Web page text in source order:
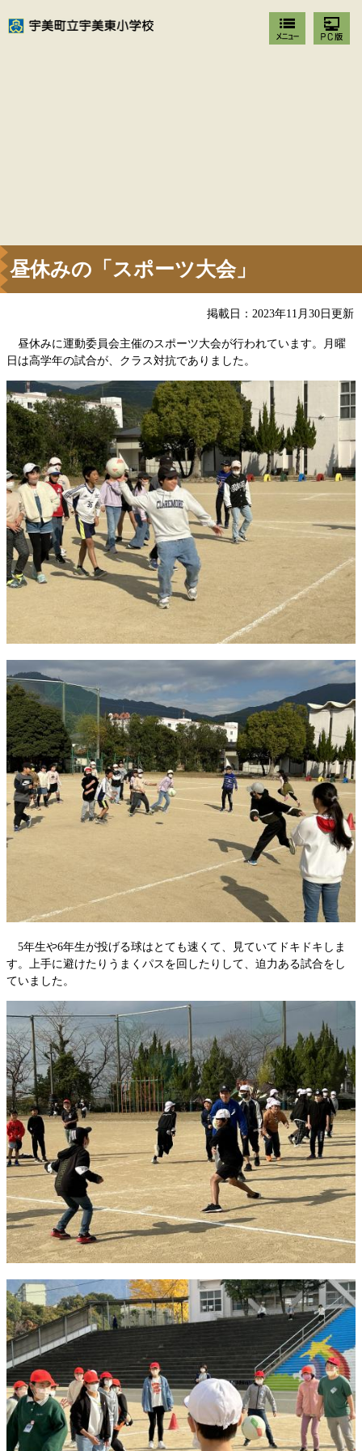
昼休みの「スポーツ大会」
掲載日：2023年11月30日更新
昼休みに運動委員会主催のスポーツ大会が行われています。月曜
日は高学年の試合が、クラス対抗でありました。
5年生や6年生が投げる球はとても速くて、見ていてドキドキしま
す。上手に避けたりうまくパスを回したりして、迫力ある試合をし
ていました。